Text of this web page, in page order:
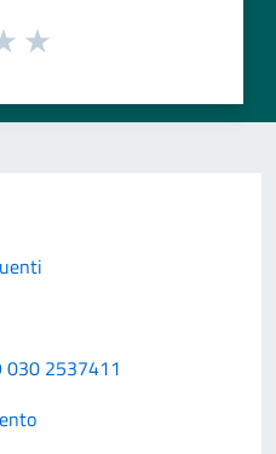
030 2537411